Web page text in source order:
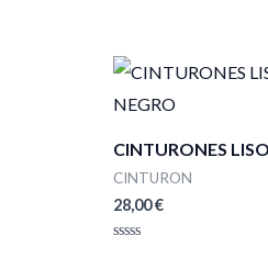
CINTURONES
CINTURON
28,00€